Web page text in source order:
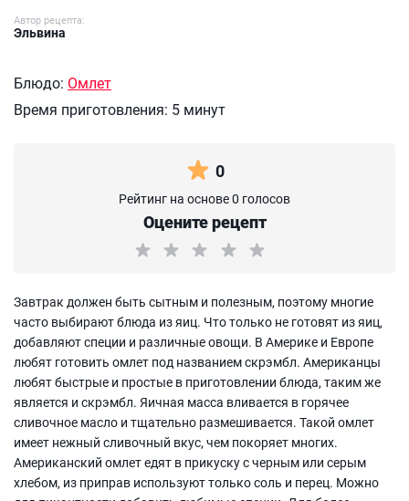
Автор рецепта:
Эльвина
Блюдо: Омлет
Время приготовления: 5 минут
0
Рейтинг на основе 0 голосов
Оцените рецепт
Завтрак должен быть сытным и полезным, поэтому многие
часто выбирают блюда из яиц. Что только не готовят из яиц,
добавляют специи и различные овощи. В Америке и Европе
любят готовить омлет под названием скрэмбл. Американцы
любят быстрые и простые в приготовлении блюда, таким же
является и скрэмбл. Яичная масса вливается в горячее
сливочное масло и тщательно размешивается. Такой омлет
имеет нежный сливочный вкус, чем покоряет многих.
Американский омлет едят в прикуску с черным или серым
хлебом, из приправ используют только соль и перец. Можно